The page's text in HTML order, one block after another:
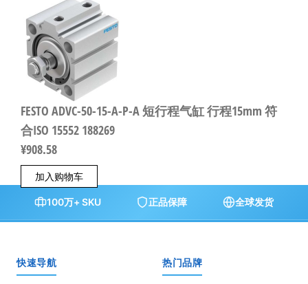
FESTO ADVC-50-15-A-P-A 短行程气缸 行程15mm 符
合ISO 15552 188269
¥908.58
加入购物车
100万+ SKU 正品保障 全球发货
快速导航 热门品牌